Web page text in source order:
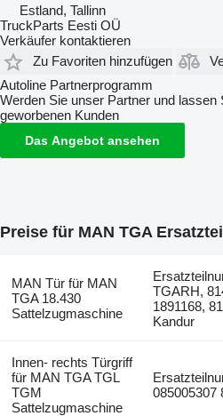
Estland, Tallinn
TruckParts Eesti OÜ
Verkäufer kontaktieren
Zu Favoriten hinzufügen
Autoline Partnerprogramm
Werden Sie unser Partner und lassen
geworbenen Kunden
Das Angebot ansehen
Preise für MAN TGA
MAN Tür für MAN
TGA 18.430
Sattelzugmaschine
TGARH,
1891168,
Kandur
Innen- rechts Türgriff
für MAN TGA TGL
TGM
Sattelzugmaschine
085005307